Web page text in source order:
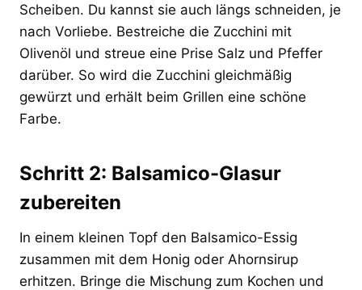
Scheiben. Du kannst sie auch längs schneiden, je
nach Vorliebe. Bestreiche die Zucchini mit
Olivenöl und streue eine Prise Salz und Pfeffer
darüber. So wird die Zucchini gleichmäßig
gewürzt und erhält beim Grillen eine schöne
Farbe.
Schritt 2: Balsamico-Glasur
zubereiten
In einem kleinen Topf den Balsamico-Essig
zusammen mit dem Honig oder Ahornsirup
erhitzen. Bringe die Mischung zum Kochen und